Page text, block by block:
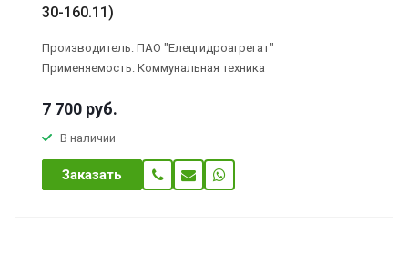
30-160.11)
Производитель: ПАО "Елецгидроагрегат"
Применяемость: Коммунальная техника
7 700 руб.
В наличии
Заказать